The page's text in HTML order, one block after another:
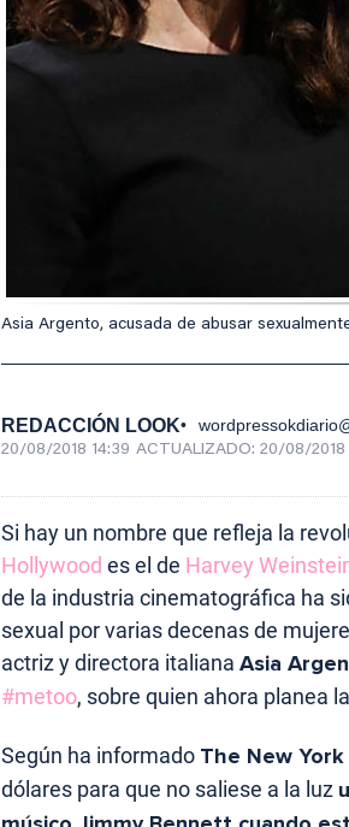
Asia Argento, acusada de abusar
REDACCIÓN LOOK
20/08/2018 14:39 ACTUALIZADO: 20/08/2018
Si hay un nombre que refleja la
Hollywood es el de Harvey
de la industria cinematográfica ha
sexual por varias decenas de
actriz y directora italiana Asia
#metoo, sobre quien ahora planea
Según ha informado The New
dólares para que no saliese a la luz